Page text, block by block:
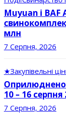
Muyuan і
млн
7 Серпня, 2026
★Закупівельні
Оприлюднено
10 – 16 серпня
7 Серпня, 2026